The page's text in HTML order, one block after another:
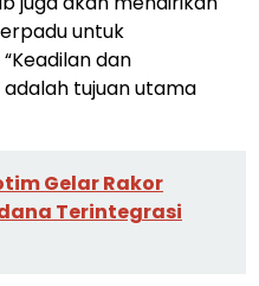
untuk
dan
tujuan utama
Gelar Rakor
Terintegrasi